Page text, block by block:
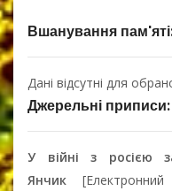
Вшанування
Дані відсутні для
Джерельні приписи:
У війні з росією
Янчик